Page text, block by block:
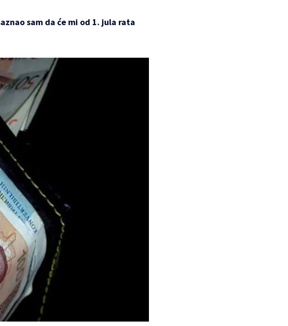
sam da će mi od 1. jula rata